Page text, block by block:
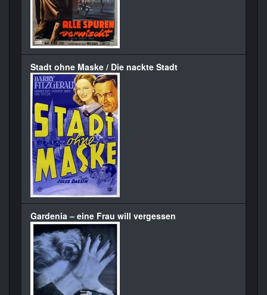
Stadt ohne Maske / Die nackte Stadt
Gardenia – eine Frau will vergessen